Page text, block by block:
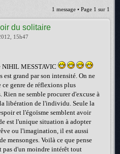
1 message • Page 1 sur 1
du solitaire
15h47
NIHIL MESSTAVIC
est grand par son intensité. On ne
genre de réflexions plus
Rien ne semble procurer d'excuse à
libération de l'individu. Seule la
et l'égoïsme semblent avoir
est l'unique situation à adopter
ou l'imagination, il est aussi
mensonges. Voilà ce que pense
pas d'un moindre intérêt tout